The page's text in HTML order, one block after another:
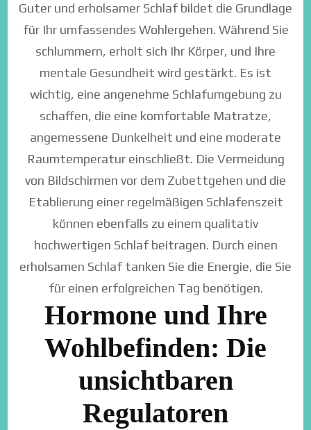
Guter und erholsamer Schlaf bildet die Grundlage
für Ihr umfassendes Wohlergehen. Während Sie
schlummern, erholt sich Ihr Körper, und Ihre
mentale Gesundheit wird gestärkt. Es ist
wichtig, eine angenehme Schlafumgebung zu
schaffen, die eine komfortable Matratze,
angemessene Dunkelheit und eine moderate
Raumtemperatur einschließt. Die Vermeidung
von Bildschirmen vor dem Zubettgehen und die
Etablierung einer regelmäßigen Schlafenszeit
können ebenfalls zu einem qualitativ
hochwertigen Schlaf beitragen. Durch einen
erholsamen Schlaf tanken Sie die Energie, die Sie
für einen erfolgreichen Tag benötigen.
Hormone und Ihre
Wohlbefinden: Die
unsichtbaren
Regulatoren